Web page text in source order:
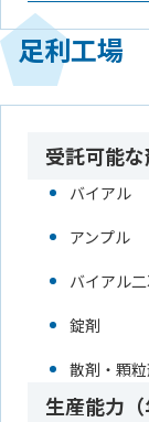
足利工場
受託可能
バイアル
アンプル
バイアル
錠剤
散剤・顆
生産能力（